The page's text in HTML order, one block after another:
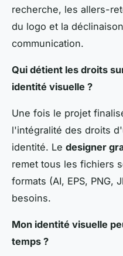
recherche, les allers-
du logo et la
communication.
Qui détient les droits
identité visuelle ?
Une fois le projet
l'intégralité des droits
identité. Le designer
remet tous les fichiers
formats (AI, EPS, PNG,
besoins.
Mon identité visuelle
temps ?